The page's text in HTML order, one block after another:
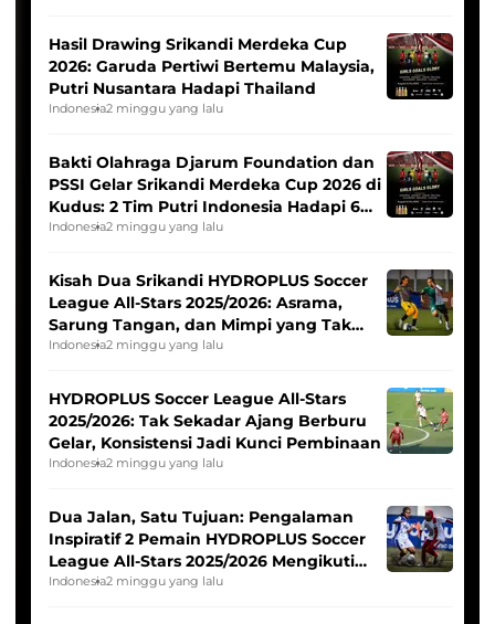
Hasil Drawing Srikandi Merdeka Cup
2026: Garuda Pertiwi Bertemu Malaysia,
Putri Nusantara Hadapi Thailand
Indonesia2 minggu yang lalu
Bakti Olahraga Djarum Foundation dan
PSSI Gelar Srikandi Merdeka Cup 2026 di
Kudus: 2 Tim Putri Indonesia Hadapi 6
Tim Asia
Indonesia2 minggu yang lalu
Kisah Dua Srikandi HYDROPLUS Soccer
League All-Stars 2025/2026: Asrama,
Sarung Tangan, dan Mimpi yang Tak
Pernah Padam
Indonesia2 minggu yang lalu
HYDROPLUS Soccer League All-Stars
2025/2026: Tak Sekadar Ajang Berburu
Gelar, Konsistensi Jadi Kunci Pembinaan
Indonesia2 minggu yang lalu
Dua Jalan, Satu Tujuan: Pengalaman
Inspiratif 2 Pemain HYDROPLUS Soccer
League All-Stars 2025/2026 Mengikuti
Seleksi Timnas Indonesia Putri
Indonesia2 minggu yang lalu